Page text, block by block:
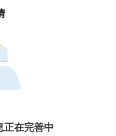
正在完善中